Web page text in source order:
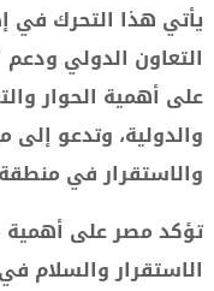
يأتي هذا التحرك في
التعاون الدولي
على أهمية الحوار
والدولية، وتدعو
والاستقرار في
تؤكد مصر على أهمية
الاستقرار والسلام